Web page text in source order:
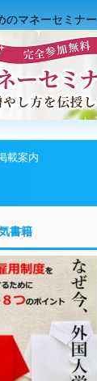
のマネーセミナー
載案内
書籍